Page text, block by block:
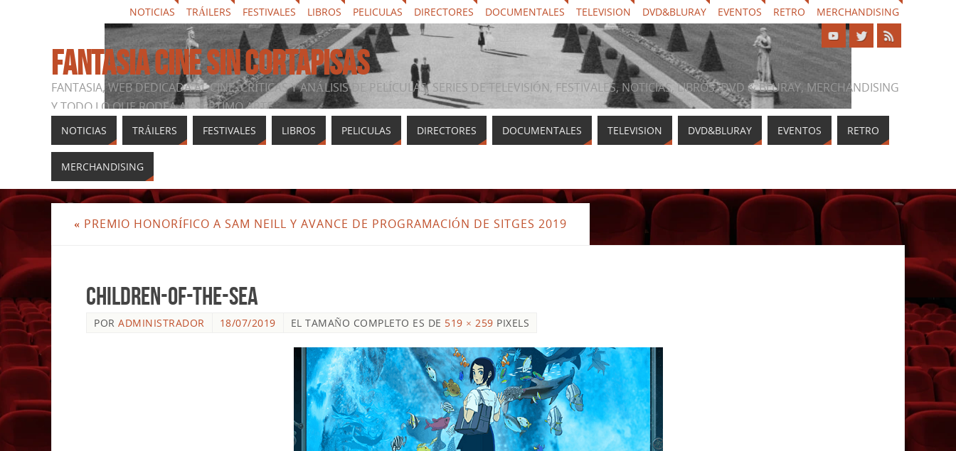
NOTICIAS TRÁILERS FESTIVALES LIBROS PELICULAS DIRECTORES DOCUMENTALES TELEVISION DVD&BLURAY EVENTOS RETRO MERCHANDISING
FANTASIA CINE SIN CORTAPISAS
FANTASIA, WEB DEDICADA AL CINE, CRÍTICAS Y ANÁLISIS DE PELÍCULAS, SERIES DE TELEVISIÓN, FESTIVALES, NOTICIAS, LIBROS, DVD & BLURAY, MERCHANDISING
Y TODO LO QUE RODEA AL SÉPTIMO ARTE
NOTICIAS TRÁILERS FESTIVALES LIBROS PELICULAS DIRECTORES DOCUMENTALES TELEVISION DVD&BLURAY EVENTOS RETRO
MERCHANDISING
« PREMIO HONORÍFICO A SAM NEILL Y AVANCE DE PROGRAMACIÓN DE SITGES 2019
Children-of-the-sea
POR ADMINISTRADOR 18/07/2019 EL TAMAÑO COMPLETO ES DE 519 × 259 PIXELS